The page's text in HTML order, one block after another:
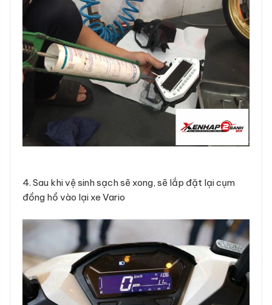
4. Sau khi vệ sinh sạch sẽ xong, sẽ lắp đặt lại cụm
đồng hồ vào lại xe Vario